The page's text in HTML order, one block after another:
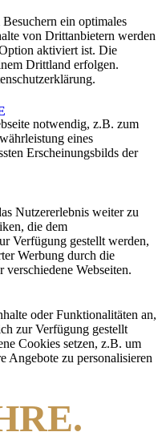
ein optimales
von Drittanbietern werden
aktiviert ist. Die
Drittland erfolgen.
notwendig, z.B. zum
eines
Erscheinungsbilds der
Nutzererlebnis weiter zu
die dem
Verfügung gestellt werden,
Werbung durch die
Webseiten.
oder Funktionalitäten an,
zur Verfügung gestellt
Cookies setzen, z.B. um
Angebote zu personalisieren